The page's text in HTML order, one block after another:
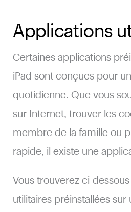
Applications
Certaines applications
iPad sont conçues pour
quotidienne. Que vous
sur Internet, trouver les
membre de la famille ou
rapide, il existe une
Vous trouverez ci-
utilitaires préinstallées sur